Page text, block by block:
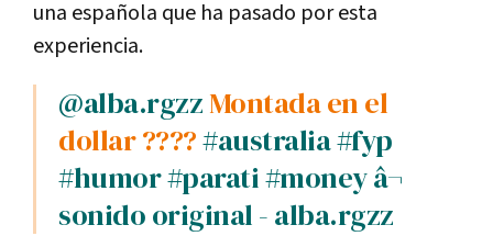
una española que ha pasado por esta
experiencia.
@alba.rgzzMontada en el
dollar ????#australia#fyp
#humor#parati#moneyâ¬
sonido original - alba.rgzz